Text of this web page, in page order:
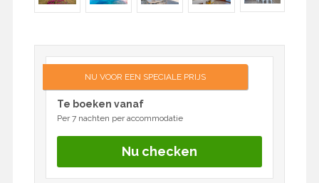
NU VOOR EEN SPECIALE PRIJS
Te boeken vanaf
Per 7 nachten per accommodatie
Nu checken